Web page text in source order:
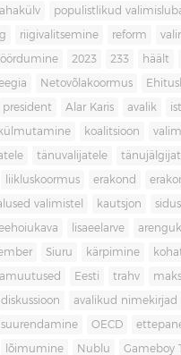
populistlikud
riigivalitsemine reform
2023 233 häält
Netovõlakoormus
president Alar Karis avalik
külmutamine koalitsioon
tänuvalijatele
liikluskoormus erakond
valimistel kautsjon
lisaeelarve
Siuru kärpimine
Eesti trahv
diskussioon avalikud nimekirjad
suurendamine OECD
lõimumine Nublu Gameboy